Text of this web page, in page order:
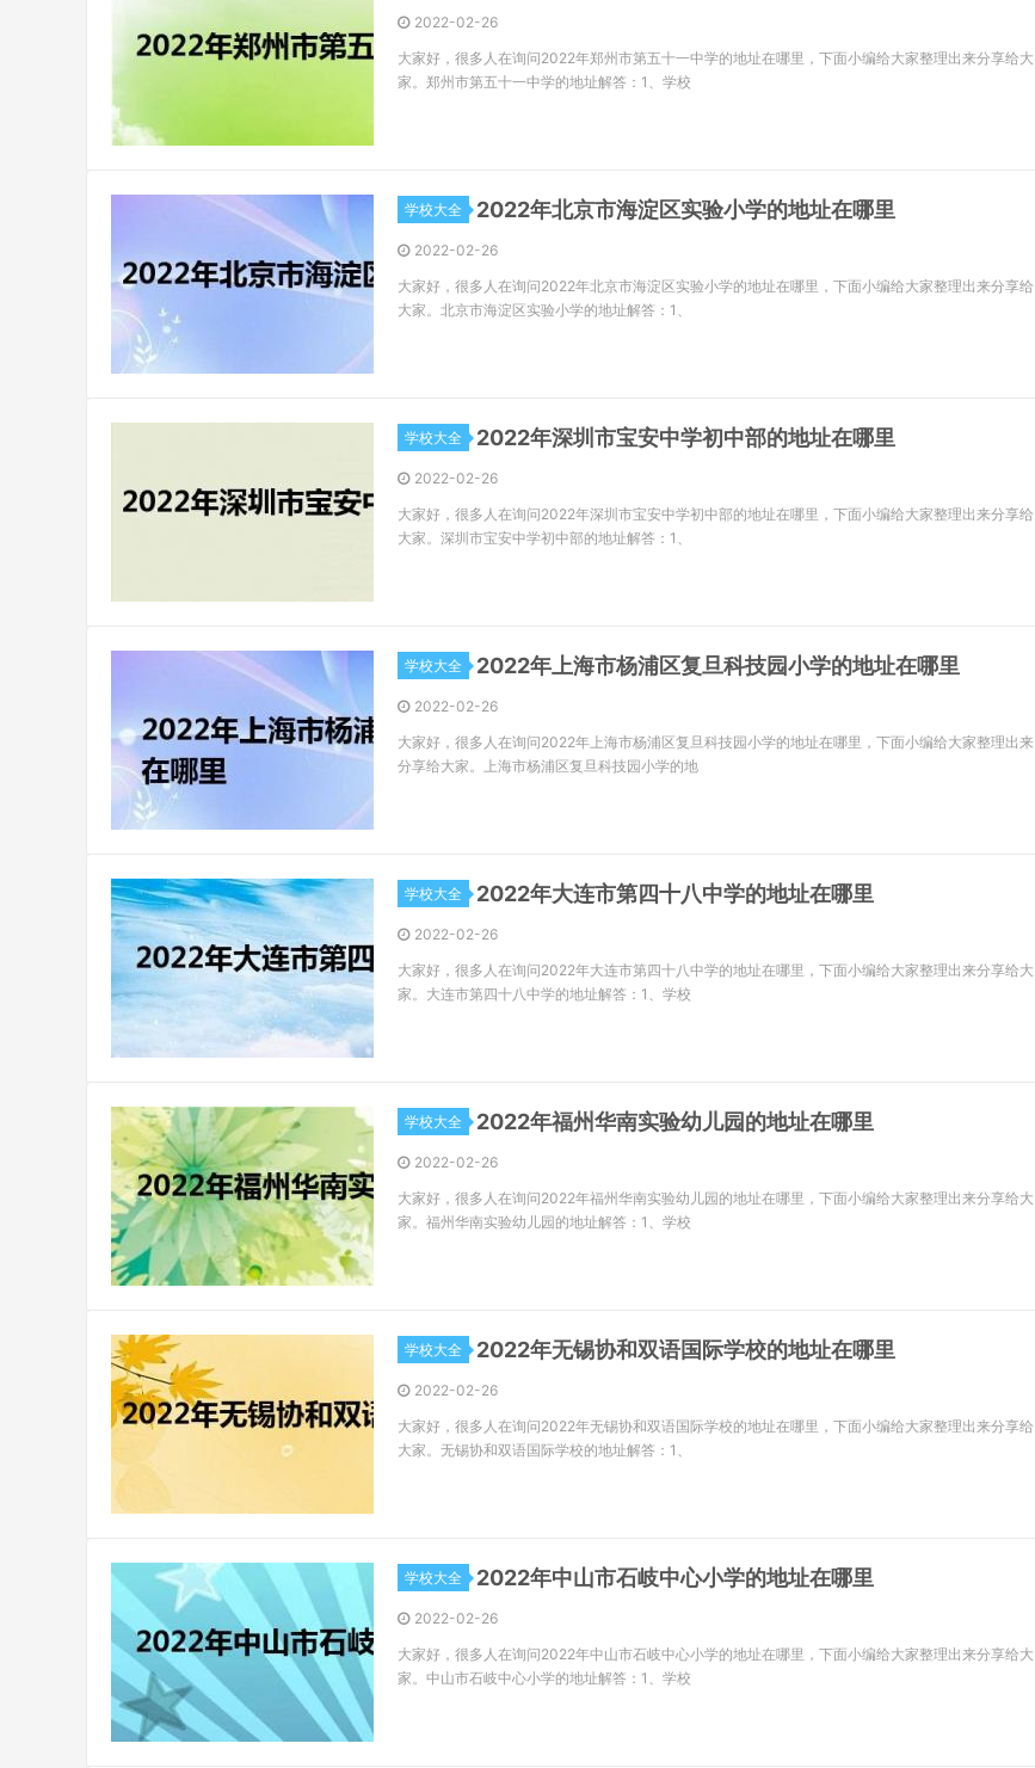
2022-02-26
大家好，很多人在询问2022年郑州市第五十一中学的地址在哪里，下面小编给大家整理出来分享给大
家。郑州市第五十一中学的地址解答：1、学校
学校大全 2022年北京市海淀区实验小学的地址在哪里
2022-02-26
大家好，很多人在询问2022年北京市海淀区实验小学的地址在哪里，下面小编给大家整理出来分享给
大家。北京市海淀区实验小学的地址解答：1、
学校大全 2022年深圳市宝安中学初中部的地址在哪里
2022-02-26
大家好，很多人在询问2022年深圳市宝安中学初中部的地址在哪里，下面小编给大家整理出来分享给
大家。深圳市宝安中学初中部的地址解答：1、
学校大全 2022年上海市杨浦区复旦科技园小学的地址在哪里
2022-02-26
大家好，很多人在询问2022年上海市杨浦区复旦科技园小学的地址在哪里，下面小编给大家整理出来
分享给大家。上海市杨浦区复旦科技园小学的地
学校大全 2022年大连市第四十八中学的地址在哪里
2022-02-26
大家好，很多人在询问2022年大连市第四十八中学的地址在哪里，下面小编给大家整理出来分享给大
家。大连市第四十八中学的地址解答：1、学校
学校大全 2022年福州华南实验幼儿园的地址在哪里
2022-02-26
大家好，很多人在询问2022年福州华南实验幼儿园的地址在哪里，下面小编给大家整理出来分享给大
家。福州华南实验幼儿园的地址解答：1、学校
学校大全 2022年无锡协和双语国际学校的地址在哪里
2022-02-26
大家好，很多人在询问2022年无锡协和双语国际学校的地址在哪里，下面小编给大家整理出来分享给
大家。无锡协和双语国际学校的地址解答：1、
学校大全 2022年中山市石岐中心小学的地址在哪里
2022-02-26
大家好，很多人在询问2022年中山市石岐中心小学的地址在哪里，下面小编给大家整理出来分享给大
家。中山市石岐中心小学的地址解答：1、学校